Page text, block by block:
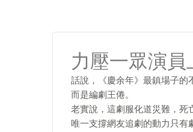
力壓一眾演
話說，《慶余年》最鎮場子的
而是編劇王倦。
老實說，這劇服化道災難，死
唯一支撐網友追劇的動力只有